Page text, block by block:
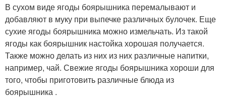
В сухом виде ягоды боярышника перемалывают и
добавляют в муку при выпечке различных булочек. Еще
сухие ягоды боярышника можно измельчать. Из такой
ягоды как боярышник настойка хорошая получается.
Также можно делать из них из них различные напитки,
например, чай. Свежие ягоды боярышника хороши для
того, чтобы приготовить различные блюда из
боярышника .